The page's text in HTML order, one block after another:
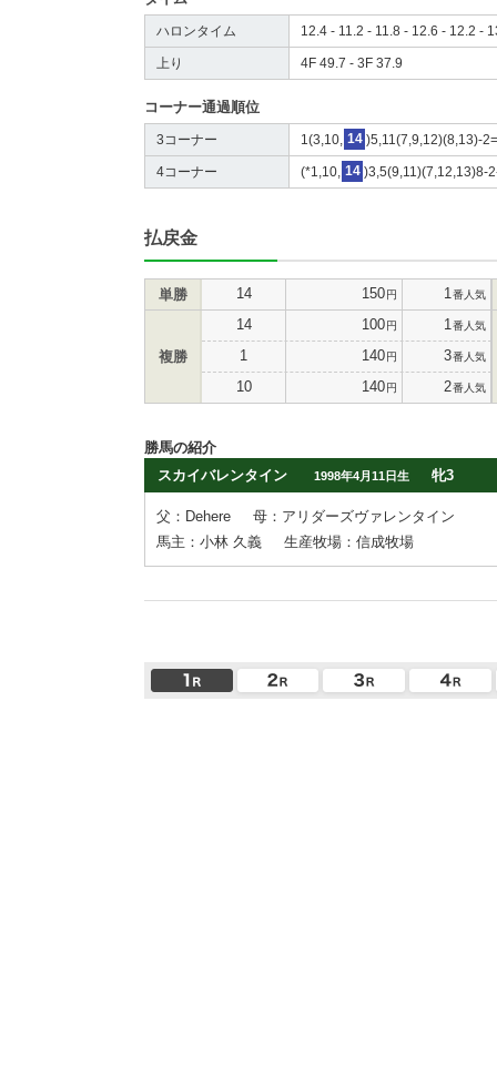
ハロンタイム 12.4 - 11.2 - 11.8 - 12.6 - 12.2 -
上り 4F 49.7 - 3F 37.9
コーナー通過順位
3コーナー 1(3,10, 14 )5,11(7,9,12)(8,13)-
4コーナー (*1,10, 14 )3,5(9,11)(7,12,13)8-
払戻金
単勝 14 150円 1 番人気
複勝
14 100円 1 番人気
1 140円 3番人気
10 140円 2番人気
勝馬の紹介
スカイバレンタイン
1998年4月11日生 牝3
父：Dehere
母：アリダーズヴァレンタイン
馬主：小林 久義
生産牧場：信成牧場